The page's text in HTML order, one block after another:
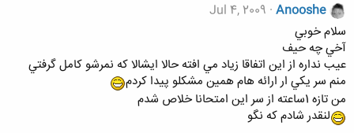
Anooshe
Jul 4, 2009
سلام خوبي
آخي چه حيف
عيب نداره از اين اتفاقا زياد مي افته حالا ايشالا كه نمرشو كامل گرفتي
منم سر يكي ار ارائه هام همين مشكلو پيدا كردم
من تازه 1ساعته از سر اين امتحانا خلاص شدم
لنقدر شادم كه نگو